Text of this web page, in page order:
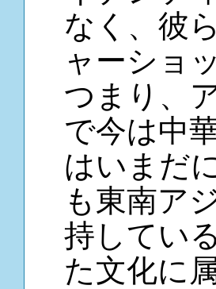
なく、彼
ャーショ
つまり、
で今は中
はいまだ
も東南ア
持してい
た文化に